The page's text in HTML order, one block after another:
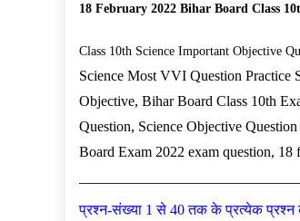
18 February 2022 Bihar Board Class
Class 10th Science Important Objective
Science Most VVI Question Practice
Objective, Bihar Board Class 10th
Question, Science Objective
Board Exam 2022 exam question,
प्रश्न-संख्या 1 से 40 तक के प्रत्येक प्रश्न